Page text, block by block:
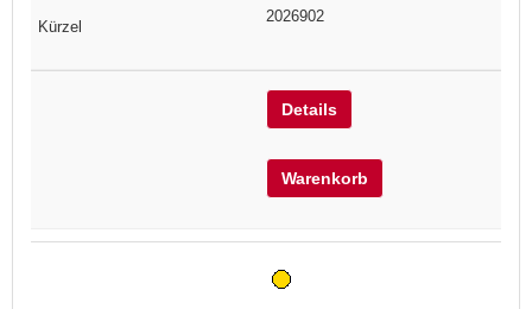
2026902
Details
Warenkorb